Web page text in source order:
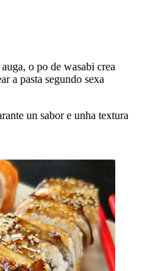
o po de wasabi crea
a pasta segundo sexa
un sabor e unha textura